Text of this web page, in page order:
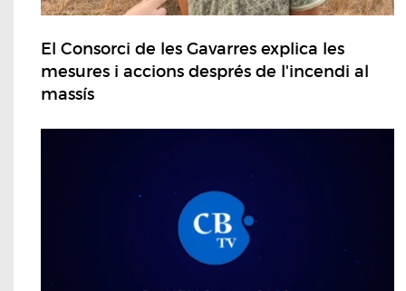
El Consorci de les Gavarres explica les
mesures i accions després de l'incendi al
massís